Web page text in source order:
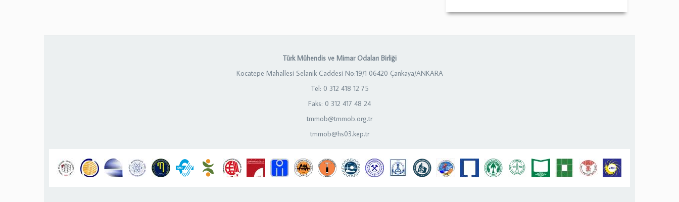
Türk Mühendis ve Mimar Odaları Birliği
Kocatepe Mahallesi Selanik Caddesi No:19/1 06420 Çankaya/ANKARA
Tel: 0 312 418 12 75
Faks: 0 312 417 48 24
tmmob@tmmob.org.tr
tmmob@hs03.kep.tr